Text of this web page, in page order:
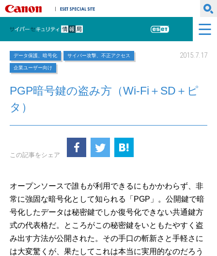
キヤノンマーケティングジャパン株式会社
サイバーセキュリティ情報局
ESET
データ保護、暗号化 サイバー攻撃、不正アクセス
企業ユーザー向け
2015.7.17
PGP暗号鍵の盗み方（Wi-Fi＋SD＋ピ
タ）
この記事をシェア
オープンソースで誰もが利用できるにもかかわらず、非
常に強固な暗号化として知られる「PGP」。公開鍵で暗
号化したデータは秘密鍵でしか復号化できない共通鍵方
式の代表格だ。ところがこの秘密鍵をいともたやすく盗
み出す方法が公開された。その手口の斬新さと手軽さに
は大変驚くが、果たしてこれは本当に実用的なのだろう